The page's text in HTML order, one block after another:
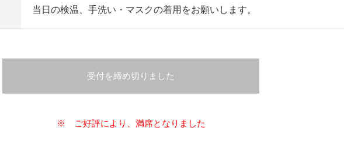
当日の検温、手洗い・マスクの着用をお願いします。
受付を締め切りました
※ ご好評により、満席となりました